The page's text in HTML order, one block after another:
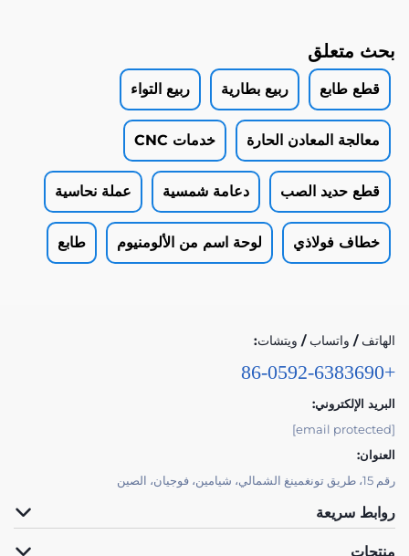
بحث متعلق
قطع طابع ربيع بطارية ربيع التواء
معالجة المعادن الحارة خدمات CNC
قطع حديد الصب دعامة شمسية عملة نحاسية
خطاف فولاذي لوحة اسم من الألومنيوم طابع
الهاتف / واتساب / ويتشات:
+86-0592-6383690
البريد الإلكتروني:
[email protected]
العنوان:
رقم 15، طريق تونغمينغ الشمالي، شيامين، فوجيان، الصين
روابط سريعة
منتجات